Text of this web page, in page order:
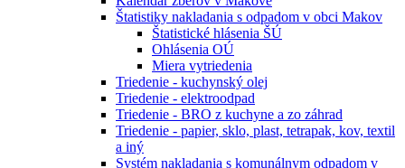
Štatistiky nakladania s odpadom v obci Makov
Štatistické hlásenia ŠÚ
Ohlásenia OÚ
Miera vytriedenia
Triedenie - kuchynský olej
Triedenie - elektroodpad
Triedenie - BRO z kuchyne a zo záhrad
Triedenie - papier, sklo, plast, tetrapak, kov, textil
a iný
Systém nakladania s komunálnym odpadom v